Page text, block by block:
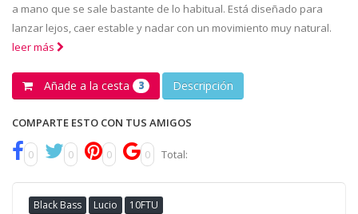
a mano que se sale bastante de lo habitual. Está diseñado para
lanzar lejos, caer estable y nadar con un movimiento muy natural.
leer más
Añade a la cesta 3 Descripción
COMPARTE ESTO CON TUS AMIGOS
0 0 0 0 Total:
Black Bass Lucio 10FTU